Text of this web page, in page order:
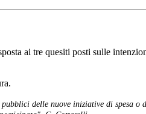
ai tre quesiti posti sulle
delle nuove iniziative di spesa o